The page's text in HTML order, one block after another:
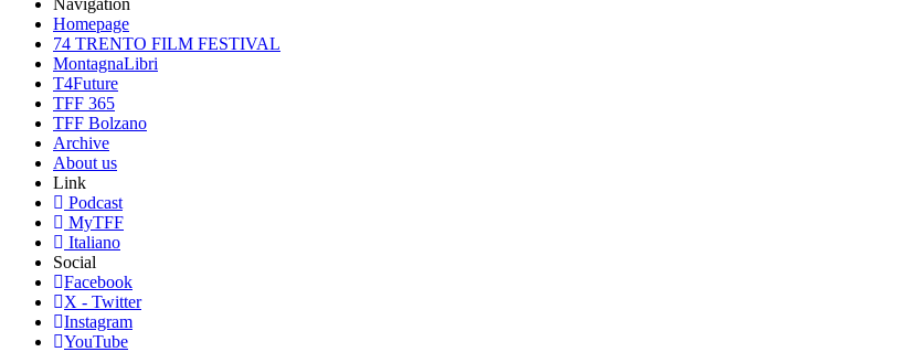
Navigation
Homepage
74 TRENTO FILM FESTIVAL
MontagnaLibri
T4Future
TFF 365
TFF Bolzano
Archive
About us
Link
Podcast
MyTFF
Italiano
Social
Facebook
X - Twitter
Instagram
YouTube